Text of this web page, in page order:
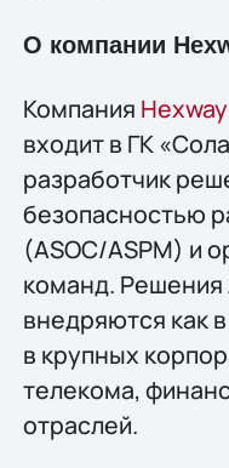
О компании
Компания Hexway
входит в ГК
разработчик
безопасностью
(ASOC/ASPM) и
команд. Решения
внедряются как
в крупных
телекома,
отраслей.